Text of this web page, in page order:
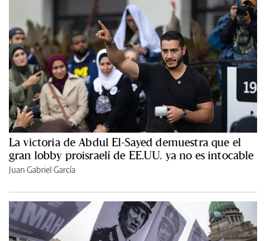
La victoria de Abdul El-Sayed demuestra que el
gran lobby proisraelí de EE.UU. ya no es intocable
Juan Gabriel García